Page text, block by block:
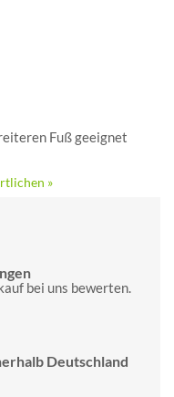
Fuß geeignet
»
bei uns bewerten.
Deutschland